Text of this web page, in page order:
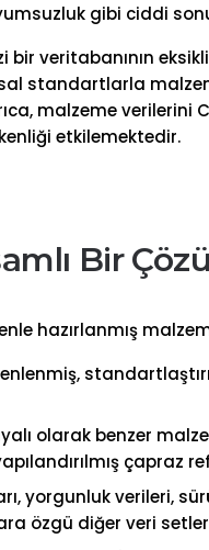
gibi ciddi
veritabanının
standartlarla
malzeme verilerini
etkilemektedir.
Bir
hazırlanmış
olarak benzer
çapraz
yorgunluk verileri,
özgü diğer veri